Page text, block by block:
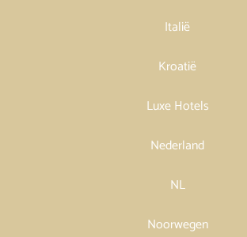
Italië
Kroatië
Luxe Hotels
Nederland
NL
Noorwegen